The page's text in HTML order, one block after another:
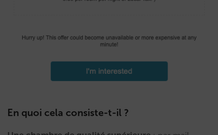
En quoi cela consiste-t-il ?